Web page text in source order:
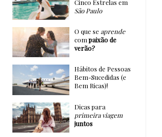
Cinco Estrelas em
São Paulo
O que se aprende
compaixão de
verão?
Hábitos de Pessoas
Bem-Sucedidas (e
Bem Ricas)!
Dicas para
primeira viagem
juntos